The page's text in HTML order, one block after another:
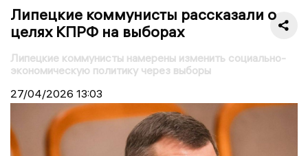
Липецкие коммунисты рассказали о
целях КПРФ на выборах
Липецкие коммунисты намерены изменить социально-
экономическую политику через выборы
27/04/2026 13:03